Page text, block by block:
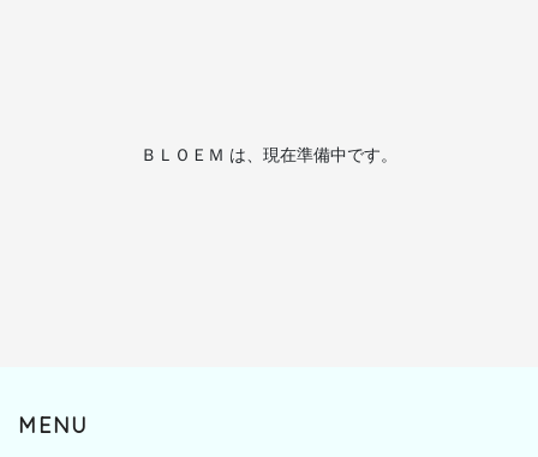
ＢＬＯＥＭ は、現在準備中です。
MENU